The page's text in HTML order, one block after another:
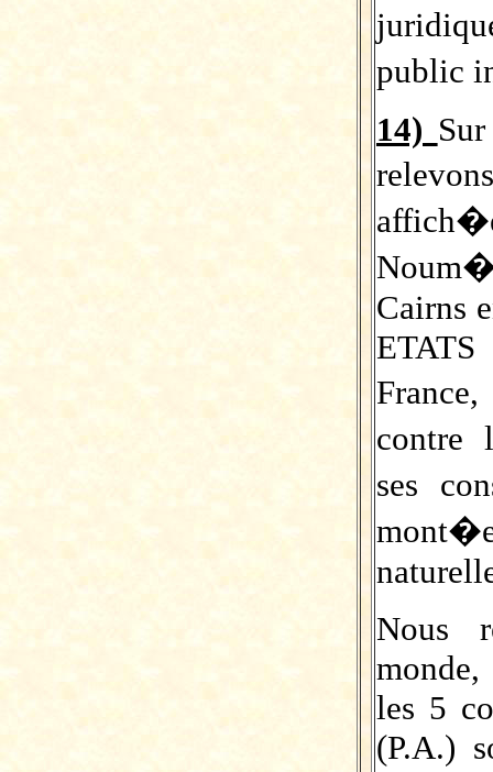
public
14)
Cairns
contre
ses
Nous
monde,
les 5
(P.A.)